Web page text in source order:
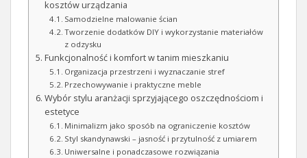
kosztów urządzania
Samodzielne malowanie ścian
Tworzenie dodatków DIY i wykorzystanie materiałów
z odzysku
Funkcjonalność i komfort w tanim mieszkaniu
Organizacja przestrzeni i wyznaczanie stref
Przechowywanie i praktyczne meble
Wybór stylu aranżacji sprzyjającego oszczędnościom i
estetyce
Minimalizm jako sposób na ograniczenie kosztów
Styl skandynawski – jasność i przytulność z umiarem
Uniwersalne i ponadczasowe rozwiązania